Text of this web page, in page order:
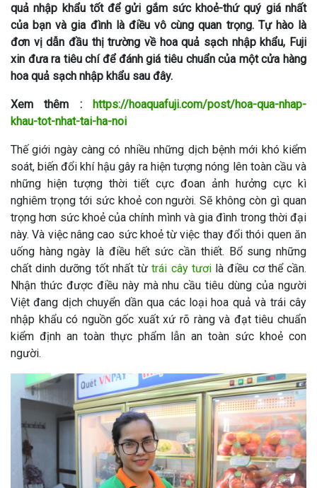
quả nhập khẩu tốt để gửi gắm sức khoẻ-thứ quý giá nhất
của bạn và gia đình là điều vô cùng quan trọng. Tự hào là
đơn vị dẫn đầu thị trường về hoa quả sạch nhập khẩu, Fuji
xin đưa ra tiêu chí để đánh giá tiêu chuẩn của một cửa hàng
hoa quả sạch nhập khẩu sau đây.
Xem thêm : https://hoaquafuji.com/post/hoa-qua-nhap-
khau-tot-nhat-tai-ha-noi
Thế giới ngày càng có nhiều những dịch bệnh mới khó kiểm
soát, biến đổi khí hậu gây ra hiện tượng nóng lên toàn cầu và
những hiện tượng thời tiết cực đoan ảnh hưởng cực kì
nghiêm trọng tới sức khoẻ con người. Sẽ không còn gì quan
trọng hơn sức khoẻ của chính mình và gia đình trong thời đại
này. Và việc nâng cao sức khoẻ từ việc thay đổi thói quen ăn
uống hàng ngày là điều hết sức cần thiết. Bổ sung những
chất dinh dưỡng tốt nhất từtrái cây tươi là điều cơ thể cần.
Nhận thức được điều này mà nhu cầu tiêu dùng của người
Việt đang dịch chuyển dần qua các loại hoa quả và trái cây
nhập khẩu có nguồn gốc xuất xứ rõ ràng và đạt tiêu chuẩn
kiểm định an toàn thực phẩm lẫn an toàn sức khoẻ con
người.